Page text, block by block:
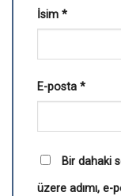
İsim *
E-posta *
Bir dahaki
üzere adımı,